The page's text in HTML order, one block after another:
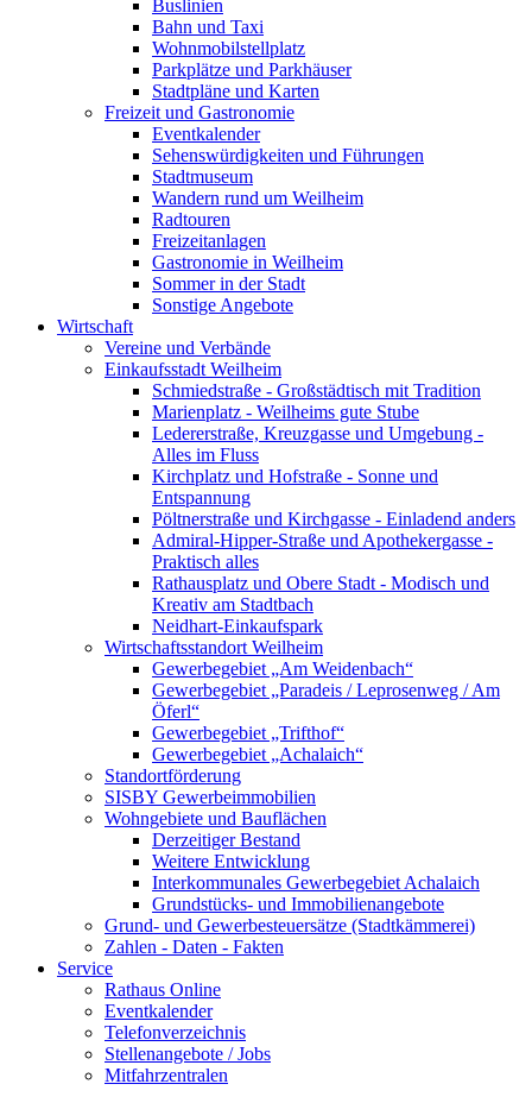
Buslinien
Bahn und Taxi
Wohnmobilstellplatz
Parkplätze und Parkhäuser
Stadtpläne und Karten
Freizeit und Gastronomie
Eventkalender
Sehenswürdigkeiten und Führungen
Stadtmuseum
Wandern rund um Weilheim
Radtouren
Freizeitanlagen
Gastronomie in Weilheim
Sommer in der Stadt
Sonstige Angebote
Wirtschaft
Vereine und Verbände
Einkaufsstadt Weilheim
Schmiedstraße - Großstädtisch mit Tradition
Marienplatz - Weilheims gute Stube
Ledererstraße, Kreuzgasse und Umgebung -
Alles im Fluss
Kirchplatz und Hofstraße - Sonne und
Entspannung
Pöltnerstraße und Kirchgasse - Einladend anders
Admiral-Hipper-Straße und Apothekergasse -
Praktisch alles
Rathausplatz und Obere Stadt - Modisch und
Kreativ am Stadtbach
Neidhart-Einkaufspark
Wirtschaftsstandort Weilheim
Gewerbegebiet „Am Weidenbach“
Gewerbegebiet „Paradeis / Leprosenweg / Am
Öferl“
Gewerbegebiet „Trifthof“
Gewerbegebiet „Achalaich“
Standortförderung
SISBY Gewerbeimmobilien
Wohngebiete und Bauflächen
Derzeitiger Bestand
Weitere Entwicklung
Interkommunales Gewerbegebiet Achalaich
Grundstücks- und Immobilienangebote
Grund- und Gewerbesteuersätze (Stadtkämmerei)
Zahlen - Daten - Fakten
Service
Rathaus Online
Eventkalender
Telefonverzeichnis
Stellenangebote / Jobs
Mitfahrzentralen